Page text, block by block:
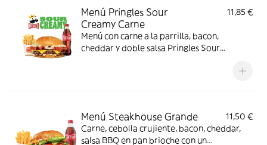
Menú Pringles Sour
Creamy Carne
11,85 €
Menú con carne a la parrilla, bacon,
cheddar y doble salsa Pringles Sour
Menú Steakhouse Grande
11,50 €
Carne, cebolla crujiente, bacon, cheddar,
salsa BBQ en pan brioche con un